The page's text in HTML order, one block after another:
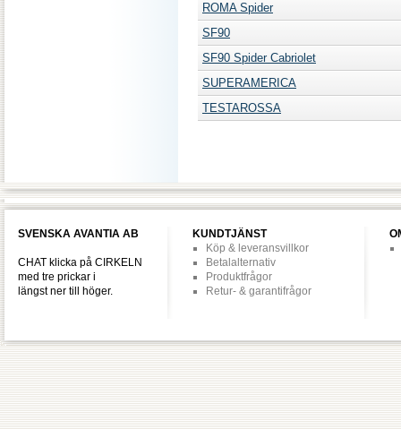
ROMA Spider
SF90
SF90 Spider Cabriolet
SUPERAMERICA
TESTAROSSA
SVENSKA AVANTIA AB
CHAT klicka på CIRKELN
med tre prickar i
längst ner till höger.
KUNDTJÄNST
Köp & leveransvillkor
Betalalternativ
Produktfrågor
Retur- & garantifrågor